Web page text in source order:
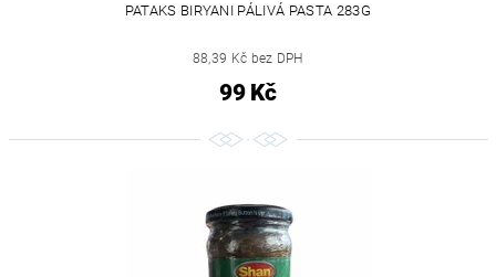
PATAKS BIRYANI PÁLIVÁ PASTA 283G
88,39 Kč bez DPH
99 Kč